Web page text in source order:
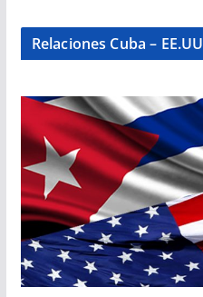
Relaciones Cuba – EE.UU